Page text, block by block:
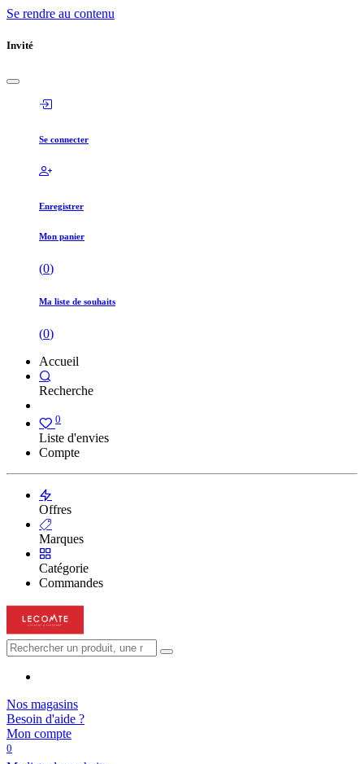
Se rendre au contenu
Invité
Se connecter
Enregistrer
Mon panier
(0)
Ma liste de souhaits
(0)
Accueil
Recherche
0
Liste d'envies
Compte
Offres
Marques
Catégorie
Commandes
Nos magasins
Besoin d'aide ?
Mon compte
0